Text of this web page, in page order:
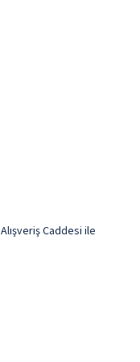
Caddesi ile